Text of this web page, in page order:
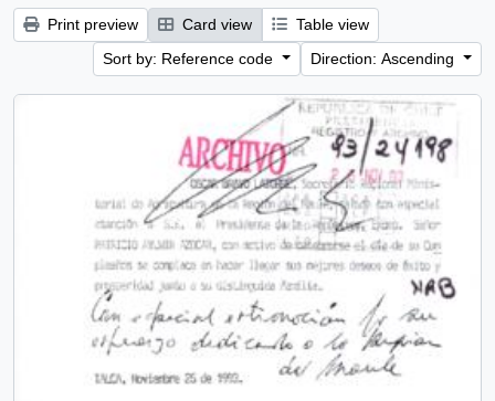
Print preview Card view
Table view
Sort by: Reference code
Direction: Ascending